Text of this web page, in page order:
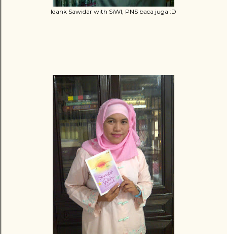
Idank Sawidar with SiWI, PNS baca juga :D